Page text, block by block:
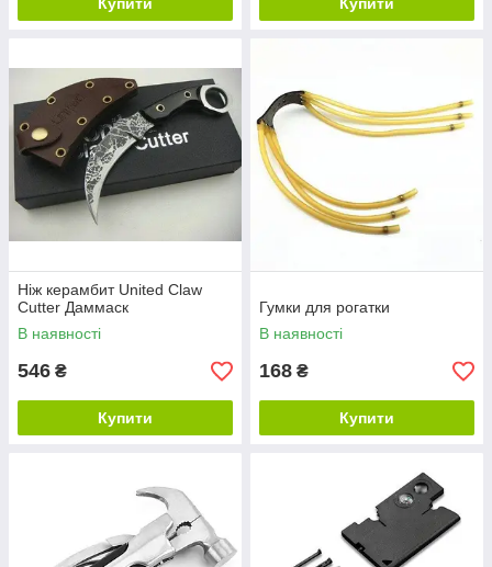
Ніж керамбит United Claw
Cutter Даммаск
В наявності
546 ₴
Купити
Гумки для рогатки
В наявності
168 ₴
Купити